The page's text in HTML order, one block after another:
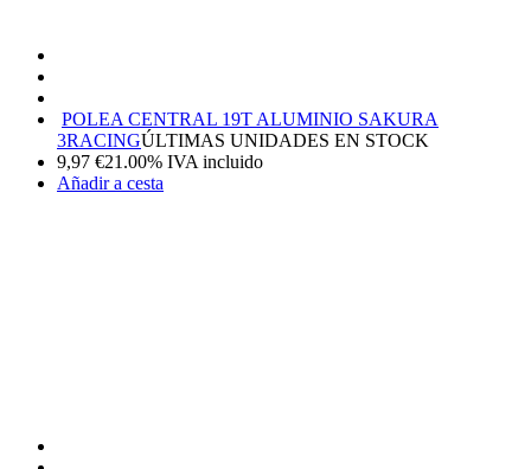
POLEA CENTRAL 19T ALUMINIO SAKURA
3RACINGÚLTIMAS UNIDADES EN STOCK
9,97 €21.00% IVA incluido
Añadir a cesta